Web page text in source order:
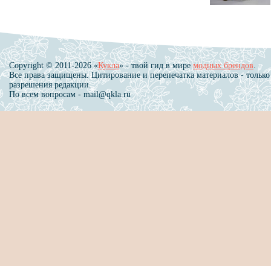
Copyright © 2011-2026 «Кукла» - твой гид в миремодных брендов
Все права защищены. Цитирование и перепечатка материалов - только
разрешения редакции.
По всем вопросам - mail@qkla.ru